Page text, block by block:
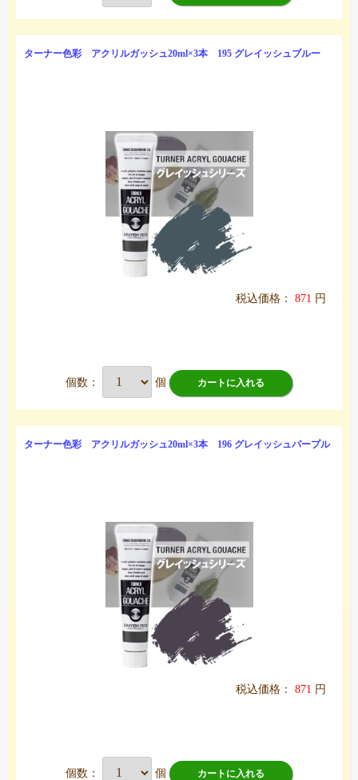
ターナー色彩 アクリルガッシュ20ml×3本 195 グレイッシュブルー
税込価格： 871 円
個数： 個 カートに入れる
ターナー色彩 アクリルガッシュ20ml×3本 196 グレイッシュパープル
税込価格： 871 円
個数： 個 カートに入れる